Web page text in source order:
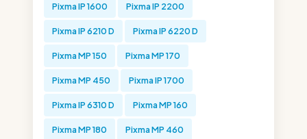
Pixma IP 1600 Pixma IP 2200
Pixma IP 6210 D Pixma IP 6220 D
Pixma MP 150 Pixma MP 170
Pixma MP 450 Pixma IP 1700
Pixma IP 6310 D Pixma MP 160
Pixma MP 180 Pixma MP 460